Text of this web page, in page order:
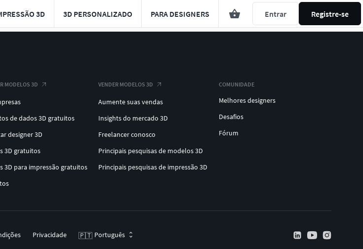
3D 3D PERSONALIZADO PARA DESIGNERS Entrar Registre-se
MODELOS 3D
de dados 3D gratuitos
designer 3D
3D gratuitos
3D para impressão gratuitos
VENDER MODELOS 3D
Aumente suas vendas
Insights do mercado 3D
Freelancer conosco
Principais pesquisas de modelos 3D
Principais pesquisas de impressão 3D
COMUNIDADE
Melhores designers
Desafios
Fórum
Privacidade 🇵🇹 Português